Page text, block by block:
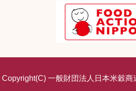
Copyright(C) 一般財団法人日本米穀商